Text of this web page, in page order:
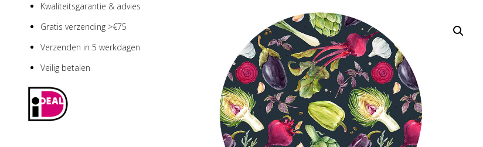
Kwaliteitsgarantie & advies
Gratis verzending >€75
Verzenden in 5 werkdagen
Veilig betalen